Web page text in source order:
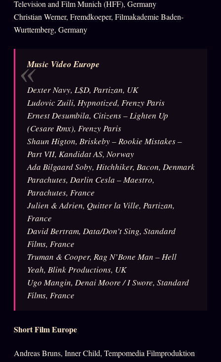
Équipe
Auteurs
Who is who
Signatures
Charte éditoriale
Studios
Words Radio FM
PRATIQUE + LÉGAL
Archive complète
Récents
À la une
Recherche ⌕
Tous les tags
Soumettre un tip
Presse
Business
Television and Film Munich (HFF), Germany
Christian Werner, Fremdkoeper, Filmakademie Baden-
Wurttemberg, Germany
Music Video Europe
Dexter Navy, L$D, Partizan, UK
Ludovic Zuili, Hypnotized, Frenzy Paris
Ernest Desumbila, Citizens – Lighten Up
(Cesare Rmx), Frenzy Paris
Shaun Higton, Briskeby – Rookie Mistakes –
Part VII, Kandidat AS, Norway
Ada Bilgaard Soby, Hitchhiker, Bacon, Denmark
Parachutes, Darlin Cesla – Maestro,
Parachutes, France
Julien & Adrien, Quitter la Ville, Partizan,
France
David Bertram, Data/Don’t Sing, Standard
Films, France
Truman & Cooper, Rag N’Bone Man – Hell
Yeah, Blink Productions, UK
Ugo Mangin, Denai Moore / I Swore, Standard
Films, France
Short Film Europe
Andreas Bruns, Inner Child, Tempomedia Filmproduktion